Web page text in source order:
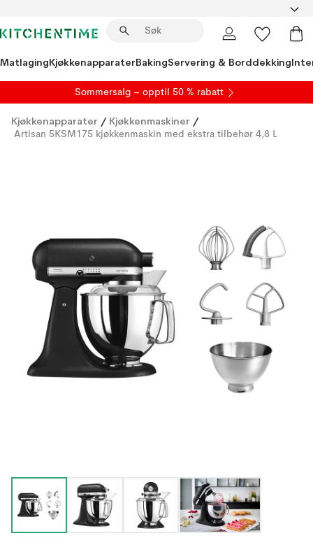
MatlagingKjøkkenapparaterBakingServering & Borddekking
Sommersalg – opptil 50 % rabatt
Kjøkkenapparater / Kjøkkenmaskiner /
Artisan 5KSM175 kjøkkenmaskin med ekstra tilbehør 4,8 L